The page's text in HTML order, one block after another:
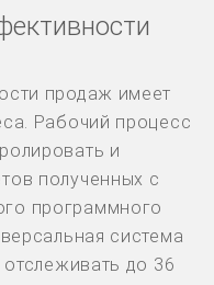
продаж имеет
Рабочий процесс
и
полученных с
программного
система
до 36